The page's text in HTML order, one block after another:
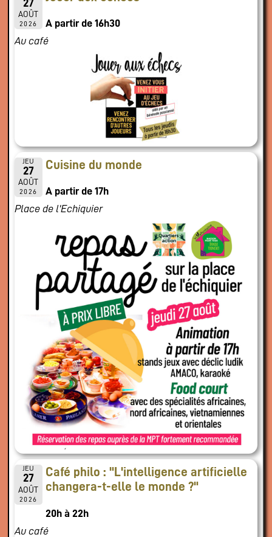
27
AOÛT
2026
A partir de 16h30
Au café
JEU
27
AOÛT
2026
Cuisine du monde
A partir de 17h
Place de l'Echiquier
JEU
27
AOÛT
2026
Café philo : "L'intelligence artificielle
changera-t-elle le monde ?"
20h à 22h
Au café